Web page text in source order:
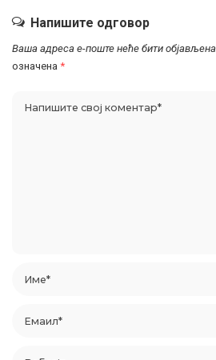
Напишите одговор
Ваша адреса е-поште неће бити објављена.
означена *